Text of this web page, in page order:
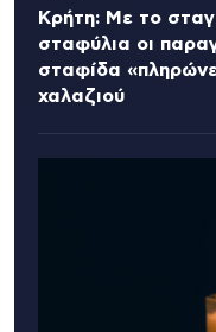
Κρήτη: Με το
σταφύλια οι
σταφίδα
χαλαζιού